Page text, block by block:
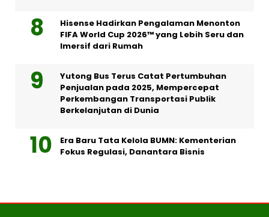
Hisense Hadirkan Pengalaman Menonton
FIFA World Cup 2026™ yang Lebih Seru dan
Imersif dari Rumah
Yutong Bus Terus Catat Pertumbuhan
Penjualan pada 2025, Mempercepat
Perkembangan Transportasi Publik
Berkelanjutan di Dunia
Era Baru Tata Kelola BUMN: Kementerian
Fokus Regulasi, Danantara Bisnis